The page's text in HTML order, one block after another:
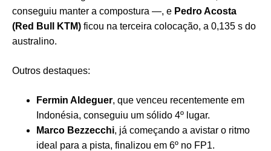
conseguiu manter a compostura —, e Pedro Acosta
(Red Bull KTM) ficou na terceira colocação, a 0,135 s do
australino.
Outros destaques:
Fermin Aldeguer, que venceu recentemente em
Indonésia, conseguiu um sólido 4º lugar.
Marco Bezzecchi, já começando a avistar o ritmo
ideal para a pista, finalizou em 6º no FP1.